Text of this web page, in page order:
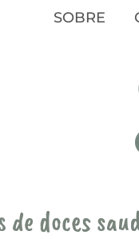
SOBRE
de doces